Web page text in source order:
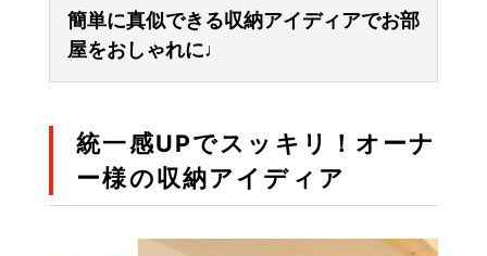
簡単に真似できる収納アイディアでお部
屋をおしゃれに♩
統一感UPでスッキリ！オーナ
ー様の収納アイディア